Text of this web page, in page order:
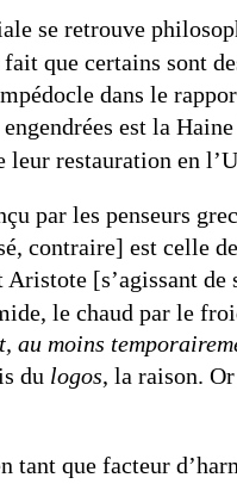
se retrouve
que certains sont
dans le
est la
leur restauration en
par les penseurs
contraire] est celle
Aristote [s’agissant
le chaud par le
au moins
du logos, la raison.
tant que facteur